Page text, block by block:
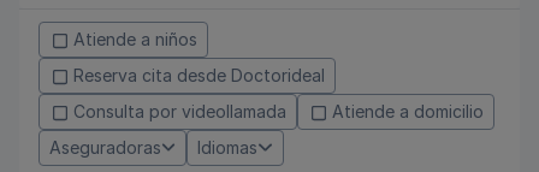
Atiende a niños
Reserva cita desde Doctorideal
Consulta por videollamada
Atiende a domicilio
Aseguradoras
Idiomas